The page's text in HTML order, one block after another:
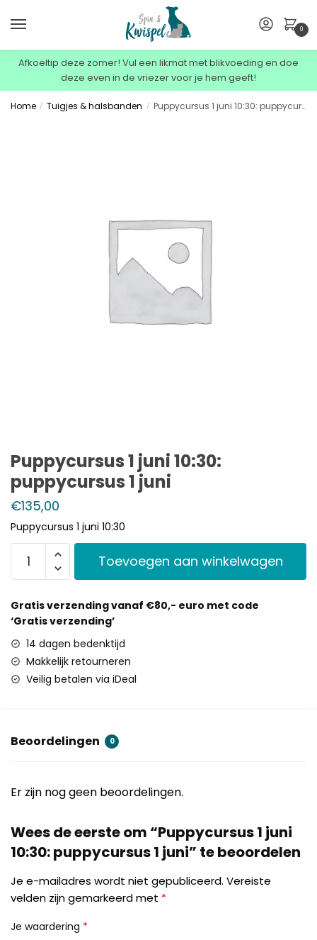
0
Afkoeltip deze zomer! Vul een likmat met blikvoeding en doe
deze even in de vriezer voor je hem geeft!
Home / Tuigjes & halsbanden / Puppycursus 1 juni 10:30: puppycursus 1 juni
Puppycursus 1 juni 10:30:
puppycursus 1 juni
€135,00
Puppycursus 1 juni 10:30
Toevoegen aan winkelwagen
Gratis verzending vanaf €80,- euro met code
‘Gratis verzending’
14 dagen bedenktijd
Makkelijk retourneren
Veilig betalen via iDeal
Beoordelingen 0
Er zijn nog geen beoordelingen.
Wees de eerste om “Puppycursus 1 juni
10:30: puppycursus 1 juni” te beoordelen
Je e-mailadres wordt niet gepubliceerd. Vereiste
velden zijn gemarkeerd met *
Je waardering *